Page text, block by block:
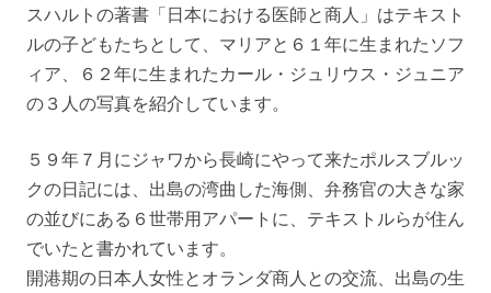
スハルトの著書「日本における医師と商人」はテキスト
ルの子どもたちとして、マリアと６１年に生まれたソフ
ィア、６２年に生まれたカール・ジュリウス・ジュニア
の３人の写真を紹介しています。
５９年７月にジャワから長崎にやって来たポルスブルッ
クの日記には、出島の湾曲した海側、弁務官の大きな家
の並びにある６世帯用アパートに、テキストルらが住ん
でいたと書かれています。
開港期の日本人女性とオランダ商人との交流、出島の生